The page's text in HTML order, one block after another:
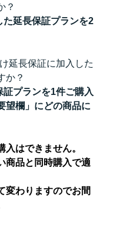
？
延長保証プランを2
延長保証に加入した
か？
プランを1件ご購入
望欄」にどの商品に
はできません。
商品と同時購入で適
変わりますのでお間